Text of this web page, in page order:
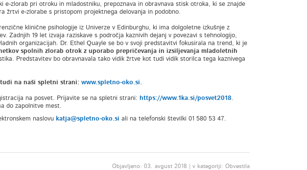
e-zlorab pri otroku in mladostniku, prepoznava in obravnava stisk otroka, ki se znajde
žrtvi e-zlorabe s pristopom projektnega delovanja in podobno.
klinične psihologije iz Univerze v Edinburghu, ki ima dolgoletne izkušnje z
Zadnjih 19 let izvaja raziskave s področja kaznivih dejanj v povezavi s tehnologijo,
organizacijah. Dr. Ethel Quayle se bo v svoji predstavitvi fokusirala na trend, ki je
spolnih zlorab otrok z uporabo prepričevanja in izsiljevanja mladoletnih
Predstavitev bo obravnavala tako vidik žrtve kot tudi vidik storilca tega kaznivega
na naši spletni strani: www.spletno-oko.si.
na posvet. Prijavite se na spletni strani: https://www.1ka.si/posvet2018.
do zapolnitve mest.
naslovu katja@spletno-oko.si ali na telefonski številki 01 580 53 47.
Objavljeno: 03. avgust 2018 | v kategoriji: Obvestila